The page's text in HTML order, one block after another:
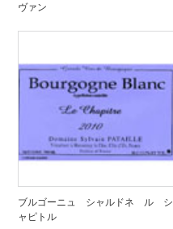
ヴァン
ブルゴーニュ シャルドネ ル シ
ャピトル